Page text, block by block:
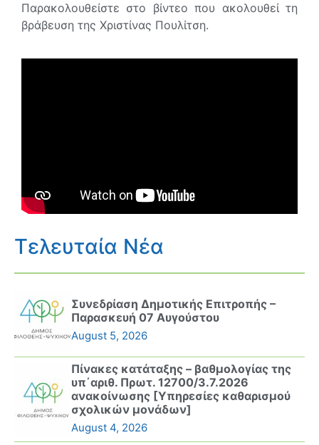
Παρακολουθείστε στο βίντεο που ακολουθεί τη
βράβευση της Χριστίνας Πουλίτση.
Τελευταία Νέα
Συνεδρίαση Δημοτικής Επιτροπής –
Παρασκευή 07 Αυγούστου
August 5, 2026
Πίνακες κατάταξης – βαθμολογίας της
υπ΄αριθ. Πρωτ. 12700/3.7.2026
ανακοίνωσης [Υπηρεσίες καθαρισμού
σχολικών μονάδων]
August 4, 2026